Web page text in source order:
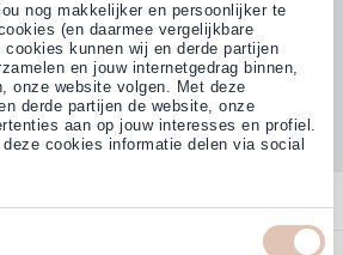
nog makkelijker en persoonlijker te
(en daarmee vergelijkbare
kunnen wij en derde partijen
en jouw internetgedrag binnen,
onze website volgen. Met deze
derde partijen de website, onze
aan op jouw interesses en profiel.
cookies informatie delen via social
beoordelen ons met
4,77 (38.000+)